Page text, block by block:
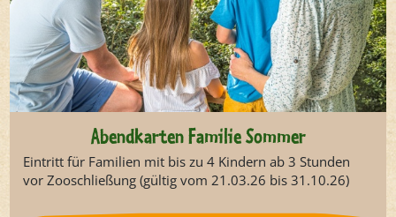
Abendkarten Familie Sommer
Eintritt für Familien mit bis zu 4 Kindern ab 3 Stunden
vor Zooschließung (gültig vom 21.03.26 bis 31.10.26)